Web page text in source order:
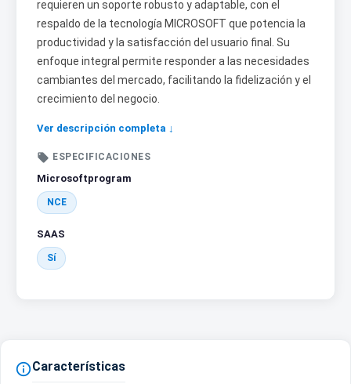
requieren un soporte robusto y adaptable, con el
respaldo de la tecnología MICROSOFT que potencia la
productividad y la satisfacción del usuario final. Su
enfoque integral permite responder a las necesidades
cambiantes del mercado, facilitando la fidelización y el
crecimiento del negocio.
Ver descripción completa ↓
 ESPECIFICACIONES
Microsoftprogram
NCE
SAAS
Sí
Características